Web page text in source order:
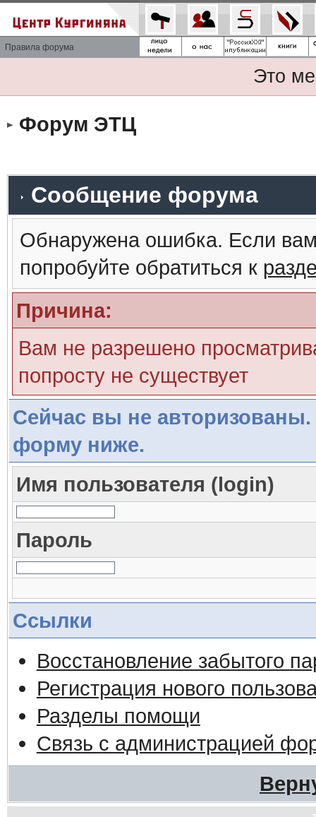
Правила форума
Это
Форум ЭТЦ
Сообщение форума
Обнаружена ошибка. Если
попробуйте обратиться к
Причина:
Вам не разрешено
попросту не существует
Сейчас вы не авторизованы.
форму ниже.
Имя пользователя (login)
Пароль
Ссылки
Восстановление забытого
Регистрация нового
Разделы помощи
Связь с администрацией